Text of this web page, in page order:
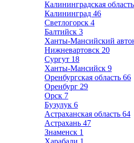
Калининградская область
Калининград 46
Светлогорск 4
Балтийск 3
Ханты-Мансийский
Нижневартовск 20
Сургут 18
Ханты-Мансийск 9
Оренбургская область 66
Оренбург 29
Орск 7
Бузулук 6
Астраханская область 64
Астрахань 47
Знаменск 1
Харабали 1